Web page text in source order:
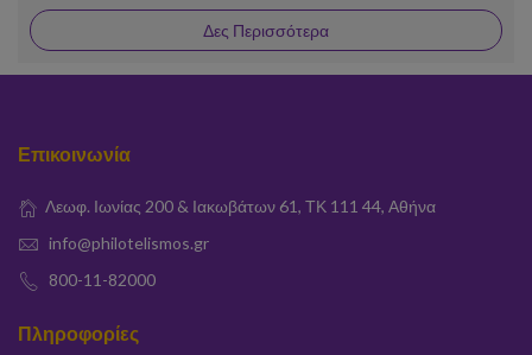
Δες Περισσότερα
Επικοινωνία
Λεωφ. Ιωνίας 200 & Ιακωβάτων 61, ΤΚ 111 44, Αθήνα
info@philotelismos.gr
800-11-82000
Πληροφορίες